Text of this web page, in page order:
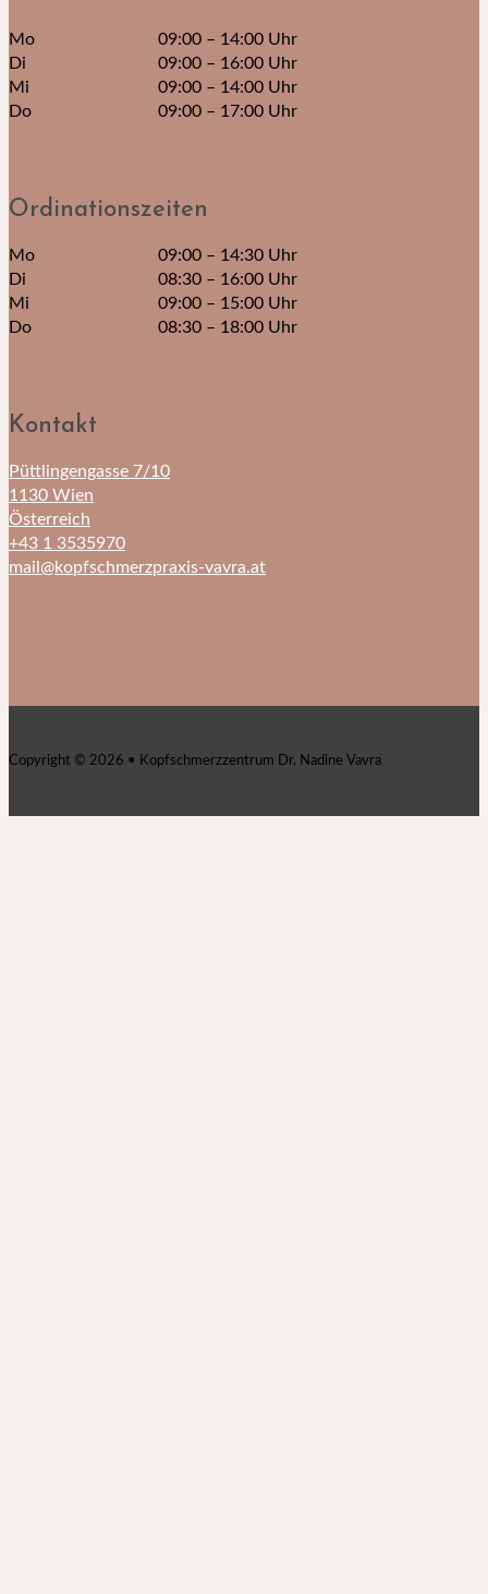
Mo
09:00 – 14:00 Uhr
Di
09:00 – 16:00 Uhr
Mi
09:00 – 14:00 Uhr
Do
09:00 – 17:00 Uhr
Ordinationszeiten
Mo
09:00 – 14:30 Uhr
Di
08:30 – 16:00 Uhr
Mi
09:00 – 15:00 Uhr
Do
08:30 – 18:00 Uhr
Kontakt
Püttlingengasse 7/10
1130 Wien
Österreich
+43 1 3535970
mail@kopfschmerzpraxis-vavra.at
Copyright © 2026 • Kopfschmerzzentrum Dr. Nadine Vavra